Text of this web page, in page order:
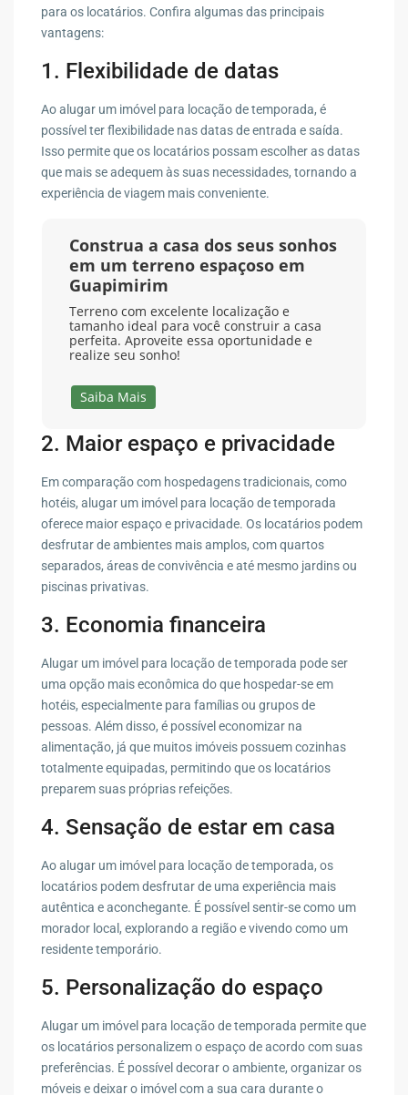
para os locatários. Confira algumas das principais
vantagens:
1. Flexibilidade de datas
Ao alugar um imóvel para locação de temporada, é
possível ter flexibilidade nas datas de entrada e saída.
Isso permite que os locatários possam escolher as datas
que mais se adequem às suas necessidades, tornando a
experiência de viagem mais conveniente.
Construa a casa dos seus sonhos
em um terreno espaçoso em
Guapimirim
Terreno com excelente localização e
tamanho ideal para você construir a casa
perfeita. Aproveite essa oportunidade e
realize seu sonho!
Saiba Mais
2. Maior espaço e privacidade
Em comparação com hospedagens tradicionais, como
hotéis, alugar um imóvel para locação de temporada
oferece maior espaço e privacidade. Os locatários podem
desfrutar de ambientes mais amplos, com quartos
separados, áreas de convivência e até mesmo jardins ou
piscinas privativas.
3. Economia financeira
Alugar um imóvel para locação de temporada pode ser
uma opção mais econômica do que hospedar-se em
hotéis, especialmente para famílias ou grupos de
pessoas. Além disso, é possível economizar na
alimentação, já que muitos imóveis possuem cozinhas
totalmente equipadas, permitindo que os locatários
preparem suas próprias refeições.
4. Sensação de estar em casa
Ao alugar um imóvel para locação de temporada, os
locatários podem desfrutar de uma experiência mais
autêntica e aconchegante. É possível sentir-se como um
morador local, explorando a região e vivendo como um
residente temporário.
5. Personalização do espaço
Alugar um imóvel para locação de temporada permite que
os locatários personalizem o espaço de acordo com suas
preferências. É possível decorar o ambiente, organizar os
móveis e deixar o imóvel com a sua cara durante o